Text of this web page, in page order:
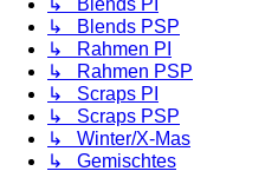
↳ Blends PI
↳ Blends PSP
↳ Rahmen PI
↳ Rahmen PSP
↳ Scraps PI
↳ Scraps PSP
↳ Winter/X-Mas
↳ Gemischtes